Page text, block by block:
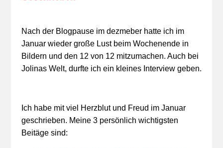
Nach der Blogpause im dezmeber hatte ich im
Januar wieder große Lust beim Wochenende in
Bildern und den 12 von 12 mitzumachen. Auch bei
Jolinas Welt, durfte ich ein kleines Interview geben.
Ich habe mit viel Herzblut und Freud im Januar
geschrieben. Meine 3 persönlich wichtigsten
Beitäge sind: